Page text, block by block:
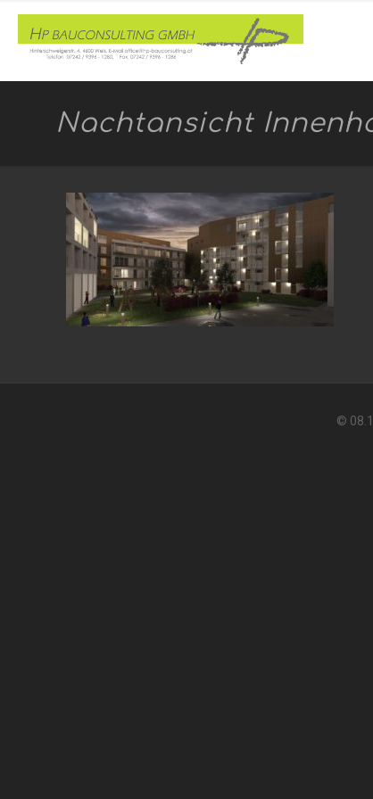
Nachtansicht
©